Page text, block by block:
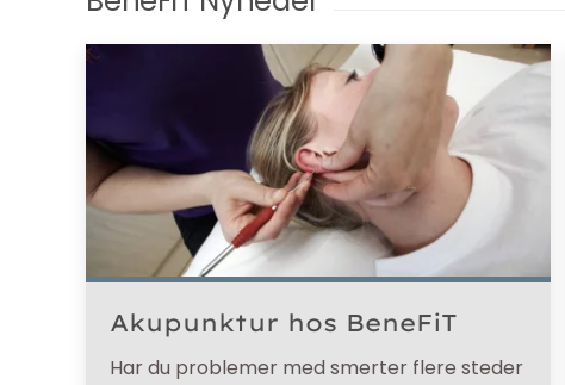
Akupunktur hos BeneFiT
Har du problemer med smerter flere steder